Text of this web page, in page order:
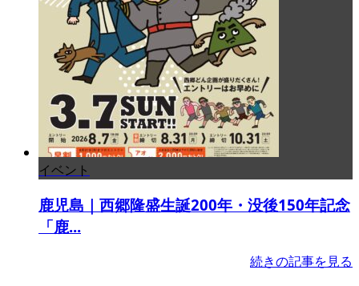
イベント
鹿児島｜西郷隆盛生誕200年・没後150年記念
「鹿...
続きの記事を見る